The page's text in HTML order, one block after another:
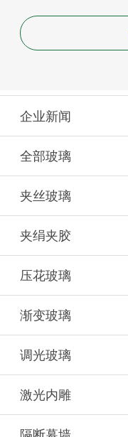
企业新闻
全部玻璃
夹丝玻璃
夹绢夹胶
压花玻璃
渐变玻璃
调光玻璃
激光内雕